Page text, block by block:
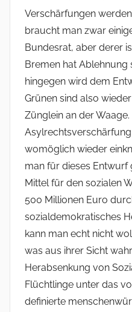
Verschärfungen
braucht man zwar
Bundesrat, aber derer
Bremen hat Ablehnung
hingegen wird dem
Grünen sind also
Zünglein an der
womöglich wieder
man für dieses Entwurf
Mittel für den sozialen
500 Millionen Euro
sozialdemokratisches
kann man echt nicht
was aus ihrer Sicht
Herabsenkung von
Flüchtlinge unter das
definierte